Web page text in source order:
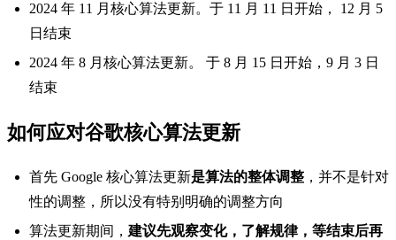
2024 年 11 月核心算法更新。于 11 月 11 日开始， 12 月 5
日结束
2024 年 8 月核心算法更新。 于 8 月 15 日开始，9 月 3 日
结束
如何应对谷歌核心算法更新
首先 Google 核心算法更新是算法的整体调整 ，并不是针对
性的调整，所以没有特别明确的调整方向
算法更新期间， 建议先观察变化，了解规律，等结束后再